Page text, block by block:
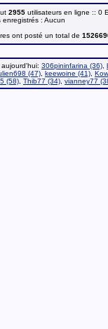
2955 utilisateurs en ligne :: 0
enregistrés : Aucun
ont posté un total de
306pininfarina (36)
(47) keewoine (41)
(58) Thib77 (34) vianney77